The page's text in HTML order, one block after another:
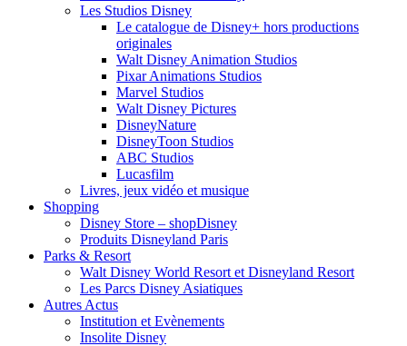
Les Studios Disney
Le catalogue de Disney+ hors productions
originales
Walt Disney Animation Studios
Pixar Animations Studios
Marvel Studios
Walt Disney Pictures
DisneyNature
DisneyToon Studios
ABC Studios
Lucasfilm
Livres, jeux vidéo et musique
Shopping
Disney Store – shopDisney
Produits Disneyland Paris
Parks & Resort
Walt Disney World Resort et Disneyland Resort
Les Parcs Disney Asiatiques
Autres Actus
Institution et Evènements
Insolite Disney